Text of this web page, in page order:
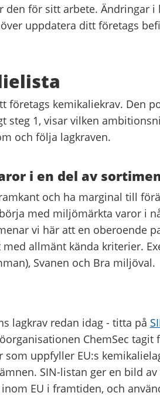
för sitt arbete. Ändringar i
uppdatera ditt företags
företags kemikaliekrav. Den
steg 1, visar vilken
och följa lagkraven.
i en del av
och ha marginal till
med miljömärkta varor i
vi här att en oberoende
allmänt kända kriterier.
Svanen och Bra miljöval.
lagkrav redan idag - titta på
ChemSec tagit
uppfyller EU:s
SIN-listan ger en bild
EU i framtiden, och